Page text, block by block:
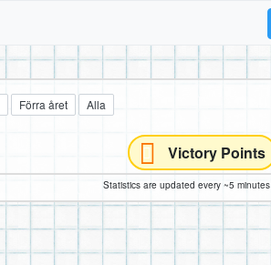
Förra året Alla
Victory Points
Statistics are updated every ~5 minutes